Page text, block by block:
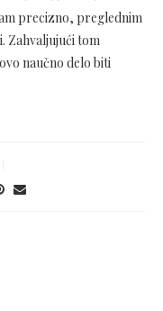
precizno, preglednim
Zahvaljujući tom
naučno delo biti